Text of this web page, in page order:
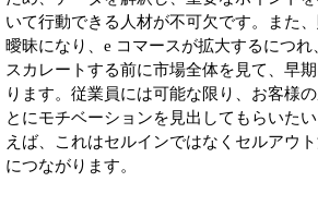
いて行動できる人材が不可欠です。また
曖昧になり、e コマースが拡大するにつ
スカレートする前に市場全体を見て、早
ります。従業員には可能な限り、お客様
とにモチベーションを見出してもらいた
えば、これはセルインではなくセルアウ
につながります。